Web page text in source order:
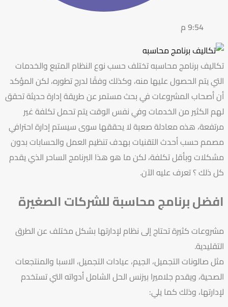
9:54 م
تكاليف برنامج محاسبه تختلف حسب نوع النظام المتبع والخدمات
التي يتم الحصول عليها منه، وكذلك وفقًا لدرج تطوره، لكن المؤكد
أن أصحاب المشروعات في بحث مستمر عن طريقة إدارة حديثة تحقق
لهم الكثير من الخدمات وفي نفس الوقت يتم تحمل تكلفة غير
مرتفعة، هذه معادلة صعبة لا يحققها سوى سيستم إدارة احترافي
مصمم حسب أحدث التقنيات بهدف تنظيم العمل والحسابات بدون
مشكلات وبأقل تكلفة، لكن ما هو هذا البرنامج الساحر الذي يقدم
كل ذلك ؟ تعرف عليه الآن.
افضل برنامج محاسبة للشركات الصغيرة
مشروعات كثيرة تحتاج إلى نظام لإدارتها بشكل مختلف عن الطرق
التقليدية.
مثل صالونات التجميل، الجيم، عيادات التجميل، الاسبا والمنتجعات
الصحية، ويقدم جلاميرا بيزنس الحل الشامل أدواته التي تستخدم
لإدارتها، وذلك كما يلي: